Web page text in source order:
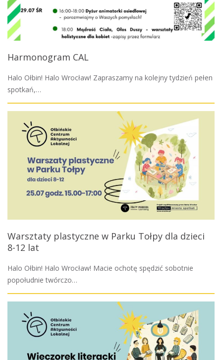
Harmonogram CAL
Halo Ołbin! Halo Wrocław! Zapraszamy na kolejny tydzień pełen
spotkań,…
Warsztaty plastyczne w Parku Tołpy dla dzieci
8-12 lat
Halo Ołbin! Halo Wrocław! Macie ochotę spędzić sobotnie
popołudnie twórczo…